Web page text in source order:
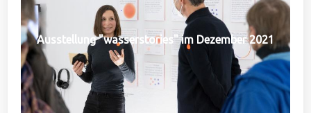
Ausstellung "wasserstories" im Dezember 2021